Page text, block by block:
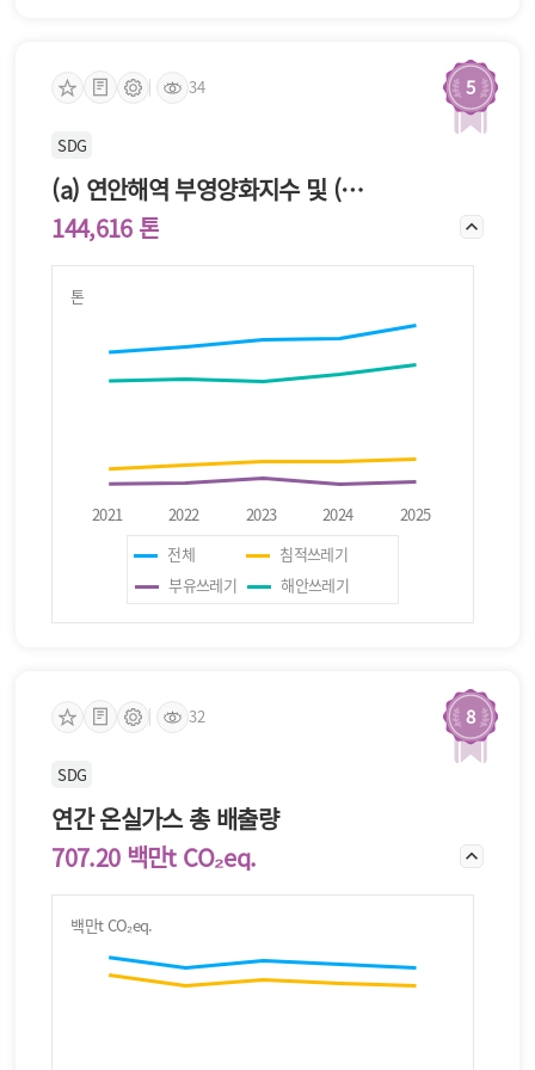
34 5
SDG
(a) 연안해역 부영양화지수 및 (b) 부유성 플라스틱 잔해 밀도
144,616 톤
톤
전체
침적쓰레기
부유쓰레기
해안쓰레기
32 8
SDG
연간 온실가스 총 배출량
707.20 백만t CO₂eq.
백만t CO₂eq.